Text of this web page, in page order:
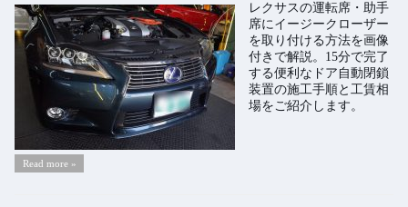
レクサスの運転席・助手
席にイージークローザー
を取り付ける方法を画像
付きで解説。15分で完了
する便利なドア自動閉鎖
装置の施工手順と工賃相
場をご紹介します。
Read more »